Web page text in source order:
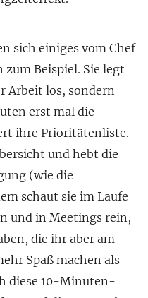
sich einiges vom Chef
zum Beispiel. Sie legt
Arbeit los, sondern
erst mal die
ihre Prioritätenliste.
und hebt die
(wie die
schaut sie im Laufe
und in Meetings rein,
die ihr aber am
Spaß machen als
diese 10-Minuten-